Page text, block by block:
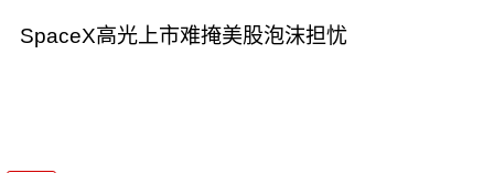
SpaceX高光上市难掩美股泡沫担忧